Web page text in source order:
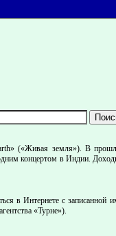
(«Живая земля»). В
концертом в Индии.
в Интернете с
«Турне»).